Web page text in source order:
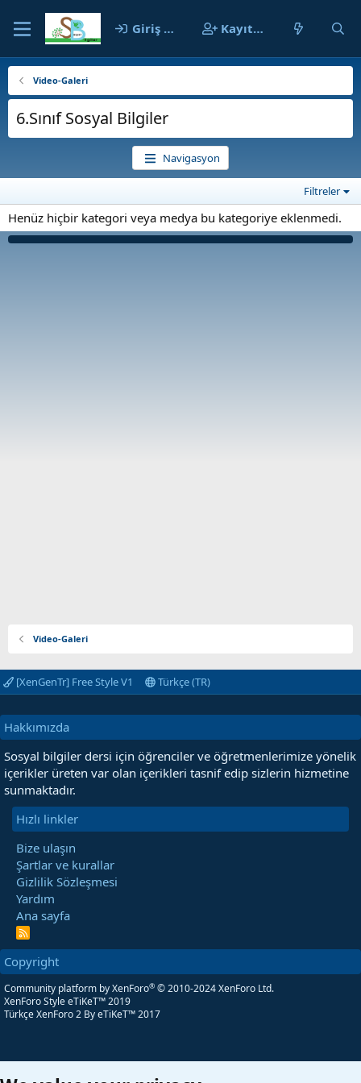
Giriş yap Kayıt ol
Video-Galeri
6.Sınıf Sosyal Bilgiler
Navigasyon
Filtreler
Henüz hiçbir kategori veya medya bu kategoriye eklenmedi.
Video-Galeri
[XenGenTr] Free Style V1 Türkçe (TR)
Hakkımızda
Sosyal bilgiler dersi için öğrenciler ve öğretmenlerimize yönelik
içerikler üreten var olan içerikleri tasnif edip sizlerin hizmetine
sunmaktadır.
Hızlı linkler
Bize ulaşın
Şartlar ve kurallar
Gizlilik Sözleşmesi
Yardım
Ana sayfa
R
S
Copyright
Community platform by XenForo® © 2010-2024 XenForo Ltd.
XenForo Style eTiKeT™ 2019
Türkçe XenForo 2 By eTiKeT™ 2017